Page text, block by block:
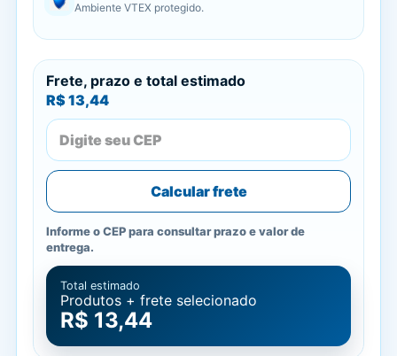
Ambiente VTEX protegido.
Frete, prazo e total estimado
R$ 13,44
Calcular frete
Informe o CEP para consultar prazo e valor de
entrega.
Total estimado
Produtos + frete selecionado
R$ 13,44